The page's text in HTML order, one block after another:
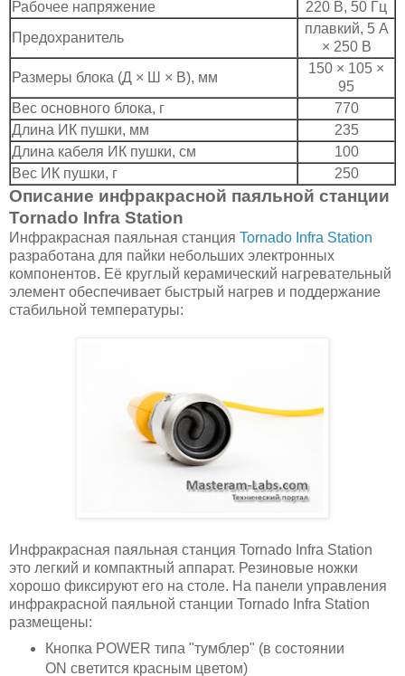
Рабочее напряжение
220 В, 50 Гц
Предохранитель
плавкий, 5 А
× 250 В
Размеры блока (Д × Ш × В), мм
150 × 105 ×
95
Вес основного блока, г
770
Длина ИК пушки, мм
235
Длина кабеля ИК пушки, см
100
Вес ИК пушки, г
250
Описание инфракрасной паяльной станции
Tornado Infra Station
Инфракрасная паяльная станция Tornado Infra Station
разработана для пайки небольших электронных
компонентов. Её круглый керамический нагревательный
элемент обеспечивает быстрый нагрев и поддержание
стабильной температуры:
Инфракрасная паяльная станция Tornado Infra Station
это легкий и компактный аппарат. Резиновые ножки
хорошо фиксируют его на столе. На панели управления
инфракрасной паяльной станции Tornado Infra Station
размещены:
Кнопка POWER типа "тумблер" (в состоянии
ON светится красным цветом)